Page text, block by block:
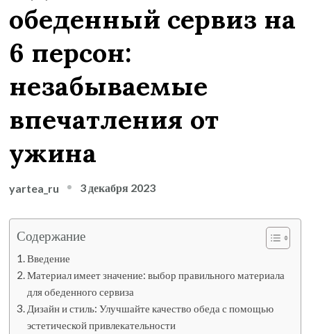
обеденный сервиз на
6 персон:
незабываемые
впечатления от
ужина
yartea_ru 3 декабря 2023
Содержание
Введение
Материал имеет значение: выбор правильного материала
для обеденного сервиза
Дизайн и стиль: Улучшайте качество обеда с помощью
эстетической привлекательности